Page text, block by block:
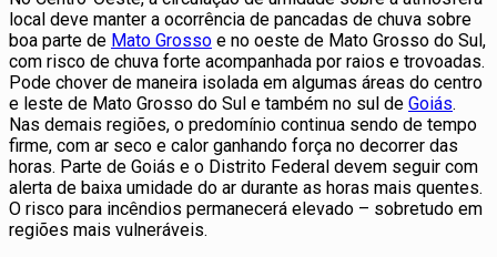
local deve manter a ocorrência de pancadas de chuva sobre
boa parte de Mato Grosso e no oeste de Mato Grosso do Sul,
com risco de chuva forte acompanhada por raios e trovoadas.
Pode chover de maneira isolada em algumas áreas do centro
e leste de Mato Grosso do Sul e também no sul de Goiás.
Nas demais regiões, o predomínio continua sendo de tempo
firme, com ar seco e calor ganhando força no decorrer das
horas. Parte de Goiás e o Distrito Federal devem seguir com
alerta de baixa umidade do ar durante as horas mais quentes.
O risco para incêndios permanecerá elevado – sobretudo em
regiões mais vulneráveis.